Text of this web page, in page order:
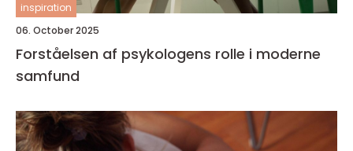
inspiration
06. October 2025
Forståelsen af psykologens rolle i moderne
samfund